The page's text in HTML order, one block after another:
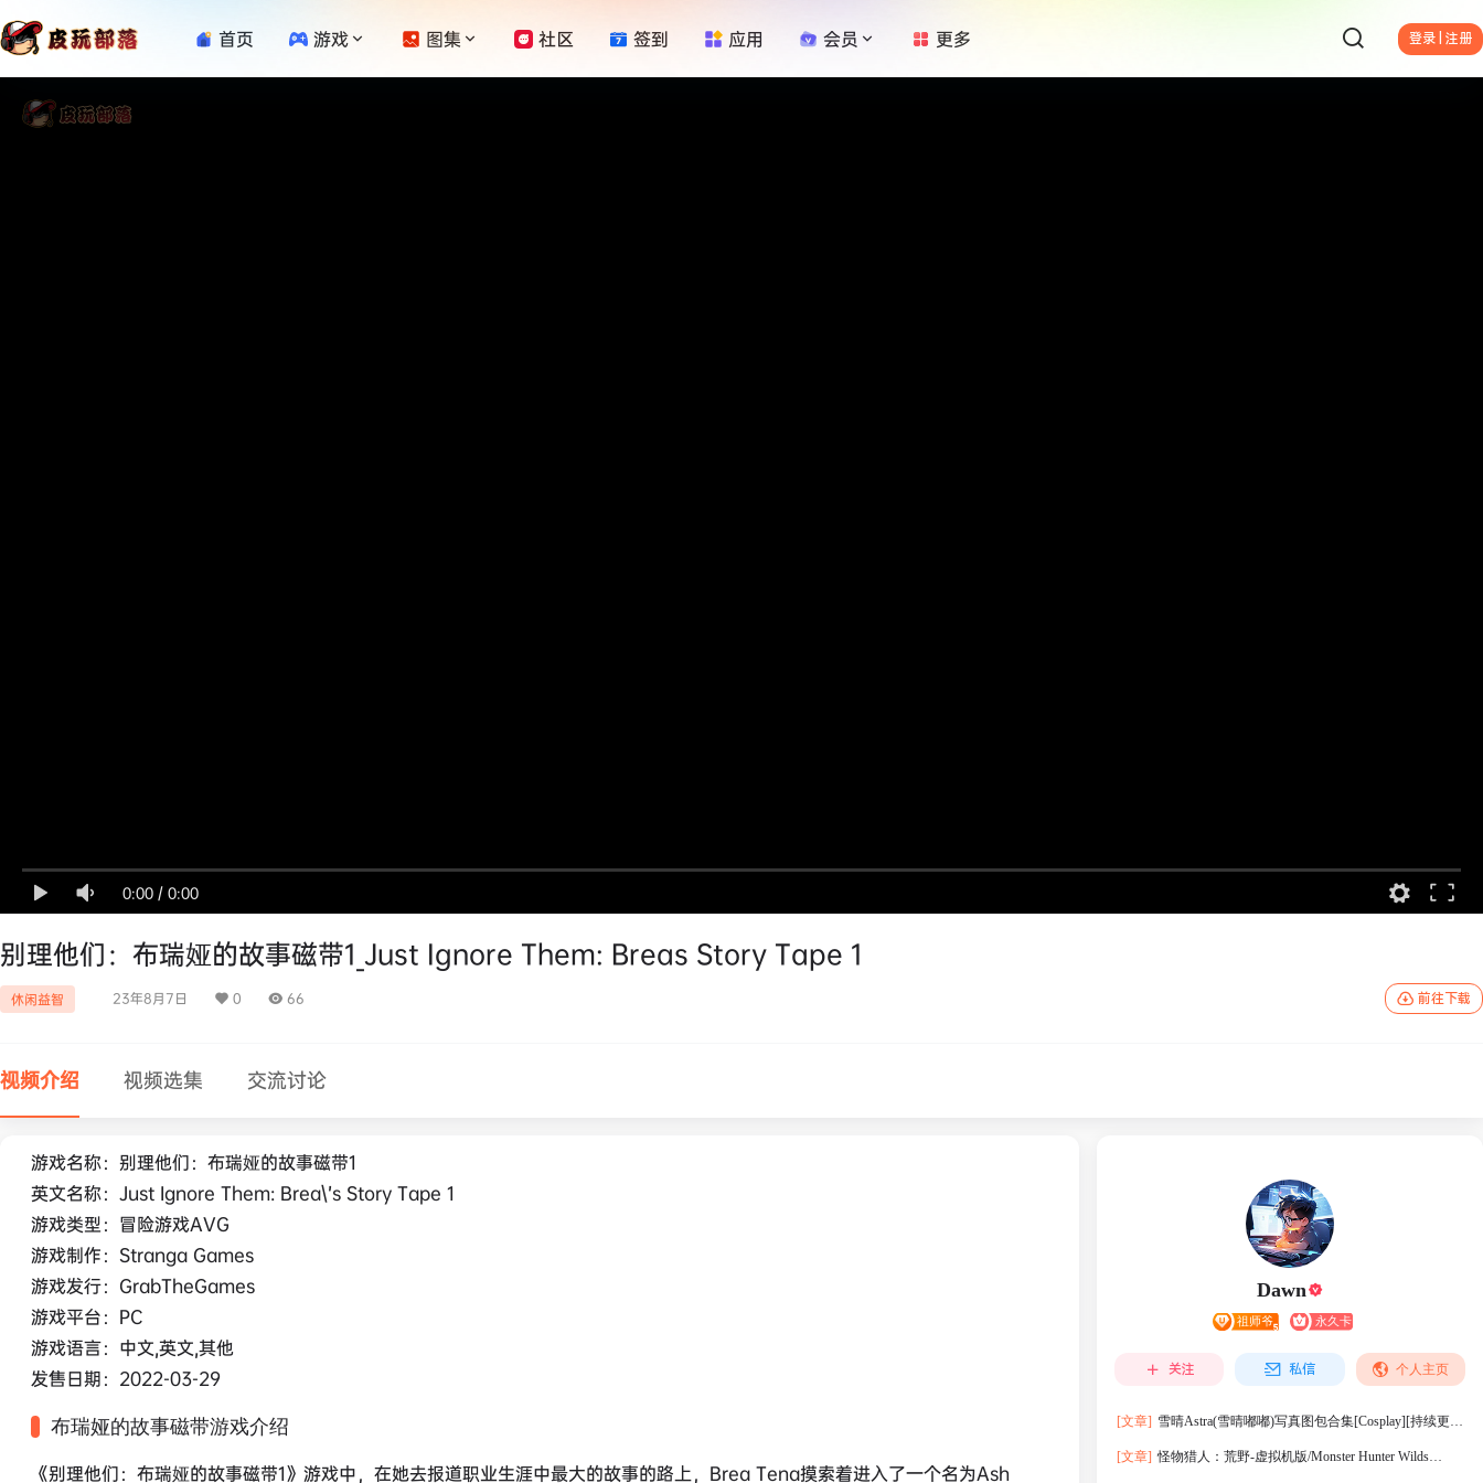
登录 | 注册
首页 游戏 图集 社区 签到 应用 会员 更多
0:00 / 0:00
别理他们：布瑞娅的故事磁带1_Just Ignore Them: Breas Story Tape 1
休闲益智 23年8月7日 0 66 前往下载
视频介绍 视频选集 交流讨论
游戏名称：别理他们：布瑞娅的故事磁带1
英文名称：Just Ignore Them: Brea\’s Story Tape 1
游戏类型：冒险游戏AVG
游戏制作：Stranga Games
游戏发行：GrabTheGames
游戏平台：PC
游戏语言：中文,英文,其他
发售日期：2022-03-29
布瑞娅的故事磁带游戏介绍
《别理他们：布瑞娅的故事磁带1》游戏中，在她去报道职业生涯中最大的故事的路上，Brea Tena摸索着进入了一个名为Ash
Dawn
关注 私信 个人主页
[文章] 雪晴Astra(雪晴嘟嘟)写真图包合集[Cosplay][持续更
[文章] 怪物猎人：荒野-虚拟机版/Monster Hunter Wilds